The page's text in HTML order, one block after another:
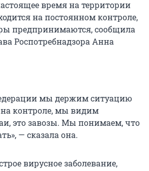
время на территории
на постоянном контроле,
предпринимаются, сообщила
Роспотребнадзора Анна
мы держим ситуацию
на контроле, мы видим
это завозы. Мы понимаем, что
— сказала она.
вирусное заболевание,